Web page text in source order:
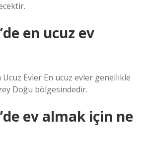
en ucuz ev
Ucuz Evler En ucuz evler genellikle
Doğu bölgesindedir.
ev almak için ne